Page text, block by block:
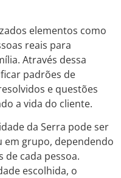
elementos como
reais para
Através dessa
padrões de
e questões
a vida do cliente.
da Serra pode ser
em grupo, dependendo
de cada pessoa.
escolhida, o